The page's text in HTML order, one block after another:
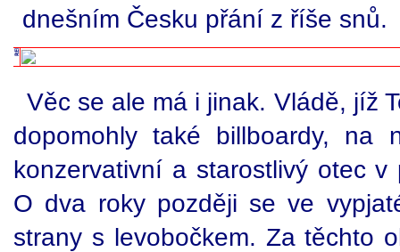
dnešním Česku přání z říše snů.
Věc se ale má i jinak. Vládě, jíž
dopomohly také billboardy, na
konzervativní a starostlivý otec
O dva roky později se ve
strany s levobočkem. Za těchto